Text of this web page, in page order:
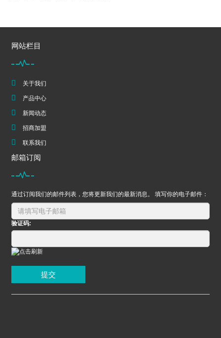
网站栏目
关于我们
产品中心
新闻动态
招商加盟
联系我们
邮箱订阅
通过订阅我们的邮件列表，您将更新我们的最新消息。 填写你的电子邮件：
验证码:
提交